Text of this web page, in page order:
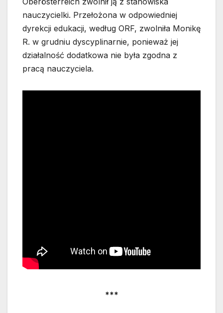
nauczycielki. Przełożona w odpowiedniej
dyrekcji edukacji, według ORF, zwolniła Monikę
R. w grudniu dyscyplinarnie, ponieważ jej
działalność dodatkowa nie była zgodna z
pracą nauczyciela.
***